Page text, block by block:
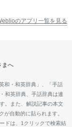
のアプリ一覧を見る
まへ
和・和英辞典」、「手話
和英辞典、手話辞典は連
。また、解説記事の本文
が自動的に貼られます。
ドは、1クリックで検索結